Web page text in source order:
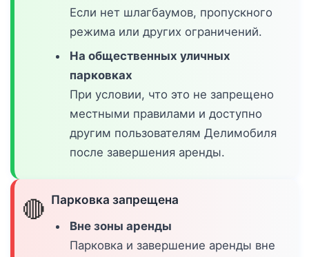
Если нет шлагбаумов, пропускного
режима или других ограничений.
На общественных уличных
парковках
При условии, что это не запрещено
местными правилами и доступно
другим пользователям Делимобиля
после завершения аренды.
🔴 Парковка запрещена
Вне зоны аренды
Парковка и завершение аренды вне